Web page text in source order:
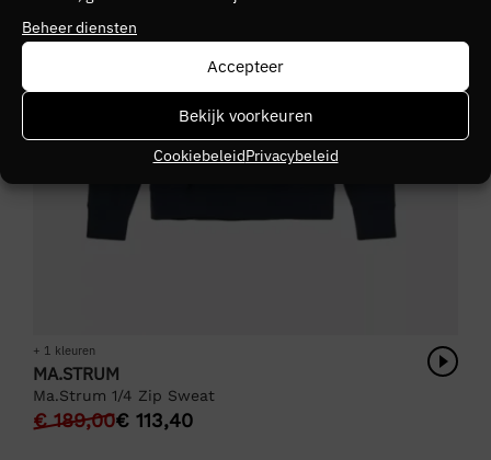
Beheer diensten
Accepteer
Bekijk voorkeuren
CookiebeleidPrivacybeleid
+ 1 kleuren
MA.STRUM
Ma.Strum 1/4 Zip Sweat
€189,00€ 113,40